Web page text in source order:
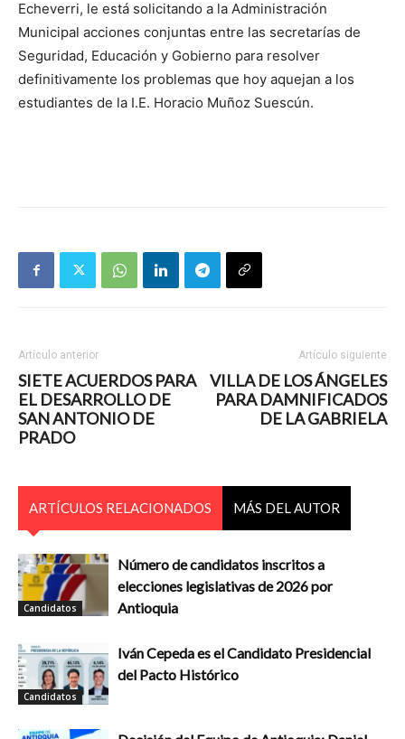
Echeverri, le está solicitando a la Administración
Municipal acciones conjuntas entre las secretarías de
Seguridad, Educación y Gobierno para resolver
definitivamente los problemas que hoy aquejan a los
estudiantes de la I.E. Horacio Muñoz Suescún.
Artículo anterior
SIETE ACUERDOS PARA
EL DESARROLLO DE
SAN ANTONIO DE
PRADO
Artículo siguiente
VILLA DE LOS ÁNGELES
PARA DAMNIFICADOS
DE LA GABRIELA
ARTÍCULOS RELACIONADOS MÁS DEL AUTOR
Candidatos
Número de candidatos inscritos a
elecciones legislativas de 2026 por
Antioquia
Candidatos
Iván Cepeda es el Candidato Presidencial
del Pacto Histórico